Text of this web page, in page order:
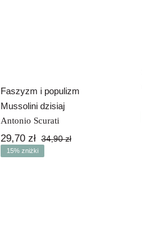
Faszyzm i populizm
Mussolini dzisiaj
Antonio Scurati
34,90złPierwotna
29,70 zł
Aktualna
15% zniżki